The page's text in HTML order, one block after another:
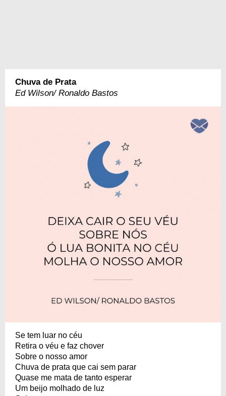
Chuva de Prata
Ed Wilson/ Ronaldo Bastos
Se tem luar no céu
Retira o véu e faz chover
Sobre o nosso amor
Chuva de prata que cai sem parar
Quase me mata de tanto esperar
Um beijo molhado de luz